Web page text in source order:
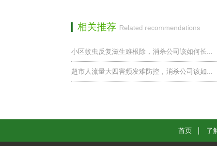
相关推荐 Related recommendations
小区蚊虫反复滋生难根除，消杀公司该如何长...
超市人流量大四害频发难防控，消杀公司该如...
首页 了